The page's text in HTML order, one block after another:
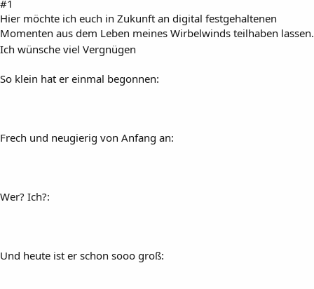
#1
Hier möchte ich euch in Zukunft an digital festgehaltenen
Momenten aus dem Leben meines Wirbelwinds teilhaben lassen.
Ich wünsche viel Vergnügen
So klein hat er einmal begonnen:
Frech und neugierig von Anfang an:
Wer? Ich?:
Und heute ist er schon sooo groß: